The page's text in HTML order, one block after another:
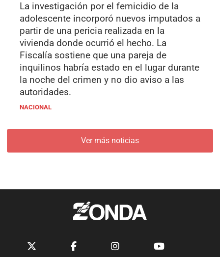
La investigación por el femicidio de la
adolescente incorporó nuevos imputados a
partir de una pericia realizada en la
vivienda donde ocurrió el hecho. La
Fiscalía sostiene que una pareja de
inquilinos habría estado en el lugar durante
la noche del crimen y no dio aviso a las
autoridades.
NACIONAL
Ver más noticias